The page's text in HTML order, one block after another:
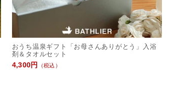
おうち温泉ギフト「お母さんありがとう」入浴
剤＆タオルセット
4,300円
（税込）